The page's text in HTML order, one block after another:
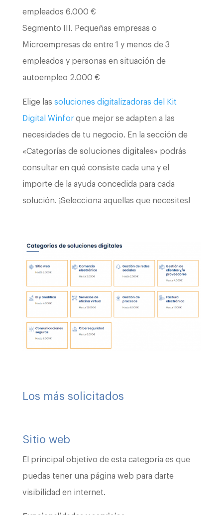
empleados 6.000 €
Segmento III. Pequeñas empresas o
Microempresas de entre 1 y menos de 3
empleados y personas en situación de
autoempleo 2.000 €
Elige las soluciones digitalizadoras del Kit
Digital Winforque mejor se adapten a las
necesidades de tu negocio. En la sección de
«Categorías de soluciones digitales» podrás
consultar en qué consiste cada una y el
importe de la ayuda concedida para cada
solución. ¡Selecciona aquellas que necesites!
Los más solicitados
Sitio web
El principal objetivo de esta categoría es que
puedas tener una página web para darte
visibilidad en internet.